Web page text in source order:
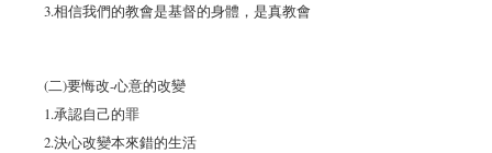
3.相信我們的教會是基督的身體，是真教會
(二)要悔改-心意的改變
1.承認自己的罪
2.決心改變本來錯的生活